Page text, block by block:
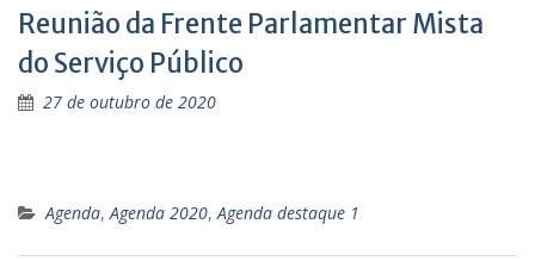
Reunião da Frente Parlamentar Mista
do Serviço Público
27 de outubro de 2020
Agenda, Agenda 2020, Agenda destaque 1